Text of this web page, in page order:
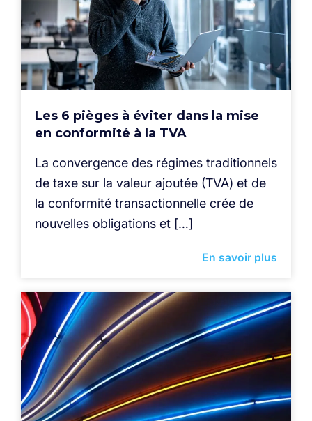
Les 6 pièges à éviter dans la mise
en conformité à la TVA
La convergence des régimes traditionnels
de taxe sur la valeur ajoutée (TVA) et de
la conformité transactionnelle crée de
nouvelles obligations et […]
En savoir plus